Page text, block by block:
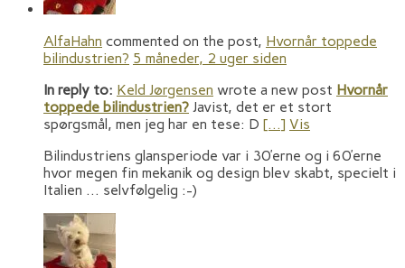
AlfaHahn commented on the post, Hvornår toppede
bilindustrien? 5 måneder, 2 uger siden
In reply to: Keld Jørgensen wrote a new post Hvornår
toppede bilindustrien? Javist, det er et stort
spørgsmål, men jeg har en tese: D […] Vis
Bilindustriens glansperiode var i 30’erne og i 60’erne
hvor megen fin mekanik og design blev skabt, specielt i
Italien … selvfølgelig :-)